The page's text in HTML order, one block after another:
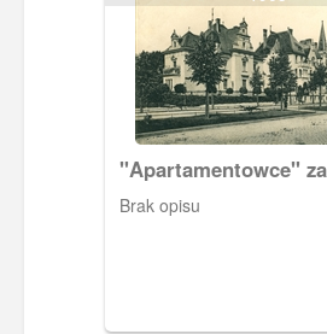
"Apartamentowce"
pierzei Dominikswall
Brak opisu